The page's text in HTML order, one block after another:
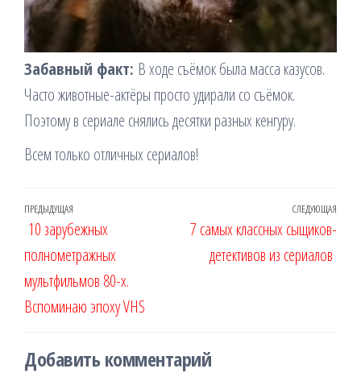
Забавный факт: В ходе съёмок была масса казусов.
Часто животные-актёры просто удирали со съёмок.
Поэтому в сериале снялись десятки разных кенгуру.
Всем только отличных сериалов!
Навигация
по
записям
Предыдущая
запись
ПРЕДЫДУЩАЯ
10 зарубежных
полнометражных
мультфильмов 80-х.
Вспоминаю эпоху VHS
СЛЕДУЮЩАЯ
7 самых классных сыщиков-
детективов из сериалов
Добавить комментарий